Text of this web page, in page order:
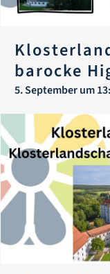
barocke
5. September um